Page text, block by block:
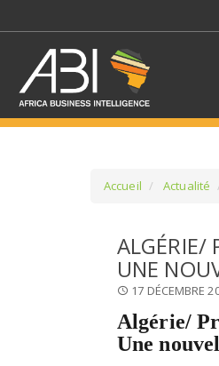
Accueil Actualité
ALGÉRIE/
UNE
17 DÉCEMBRE
Algérie/
Une